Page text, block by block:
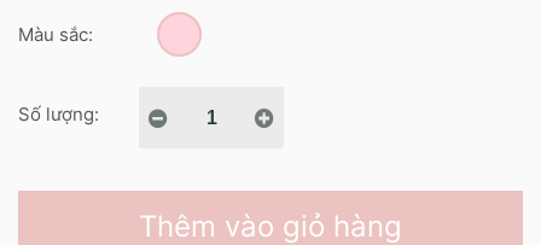
Màu sắc:
Số lượng:
Thêm vào giỏ hàng